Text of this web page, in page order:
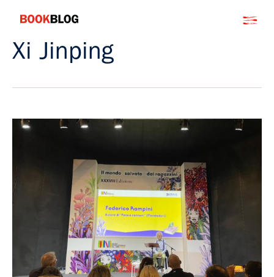
contenuto
Bookblog
Xi Jinping